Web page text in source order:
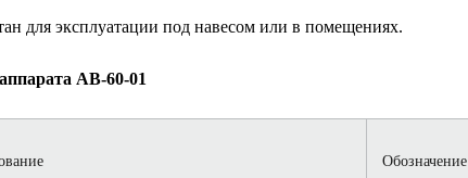
для эксплуатации под навесом или в помещениях.
аппарата АВ-60-01
Обозначение